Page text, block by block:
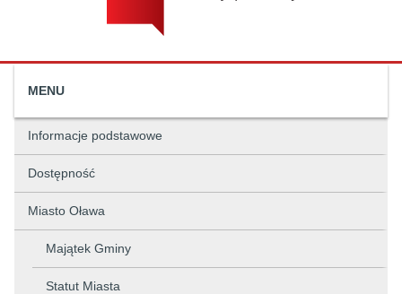
MENU
Informacje podstawowe
Dostępność
Miasto Oława
Majątek Gminy
Statut Miasta